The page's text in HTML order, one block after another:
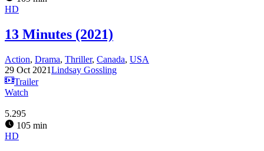
HD
13 Minutes (2021)
Action, Drama, Thriller, Canada, USA
29 Oct 2021Lindsay Gossling
Trailer
Watch
5.295
105 min
HD